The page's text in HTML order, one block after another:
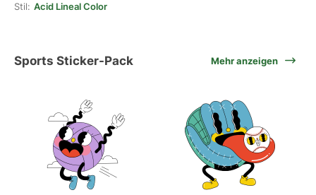
Stil: Acid Lineal Color
Sports Sticker-Pack Mehr anzeigen